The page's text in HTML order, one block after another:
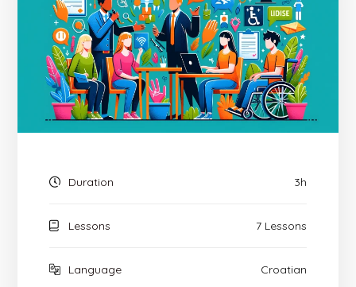
Duration 3h
Lessons 7 Lessons
Language Croatian